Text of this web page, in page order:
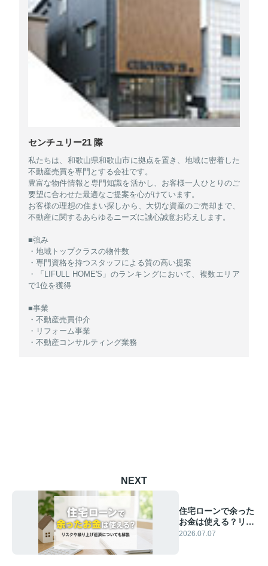
センチュリー21 際
私たちは、和歌山県和歌山市に拠点を置き、地域に密着した
不動産売買を専門とする会社です。
豊富な物件情報と専門知識を活かし、お客様一人ひとりのご
要望に合わせた最適なご提案を心がけています。
お客様の理想の住まい探しから、大切な資産のご売却まで、
不動産に関するあらゆるニーズに誠心誠意お応えします。
■強み
・地域トップクラスの物件数
・専門資格を持つスタッフによる質の高い提案
・「LIFULL HOME'S」のランキングにおいて、複数エリア
で1位を獲得
■事業
・不動産売買仲介
・リフォーム事業
・不動産コンサルティング業務
NEXT
住宅ローンで余った
お金は使える？リス
クや繰り上げ返済に
2026.07.07